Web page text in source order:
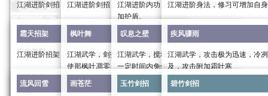
江湖进阶剑招，修习可提升自身武力，加强攻击伤害
武学类别：招式
剑意消耗：
攻击类型：/
武学效果：
武力：18
江湖进阶剑招，修习可提升自身武力，加强攻击伤害
武学类别：招式
剑意消耗：
攻击类型： /
武学效果：
武力：18
江湖进阶内功，修习可提高自身气血上限，为
加护盾。
武学类别：
剑意消耗： /
攻击类型：/
武学效果：
江湖进阶身法，修习可增加自
武学类别：身法
剑意消耗：
攻击类型： /
武学效果：
身法：18
霜天招架
霜天招架
江湖进阶招架，修习可增加自身定力，强化免伤
武学类别：招架
剑意消耗：
枫叶舞
枫叶舞
江湖武学，剑扫寰宇，引枫叶翩翩，萦绕于侧，也可
使那枫叶凋零，化为尘土，加快自身行动条增长，可
提前取消
叹息之壁
叹息之壁
江湖武学，搅动落枫于身前，化作屏障，保护
一定时间内免伤
武学类别：
疾风骤雨
疾风骤雨
江湖武学，攻击极为迅速，冷
及，攻击附加霜叶寒
武学类别：
流风回雪
流风回雪
画苍茫
画苍茫
玉竹剑招
玉竹剑招
碧竹剑招
碧竹剑招